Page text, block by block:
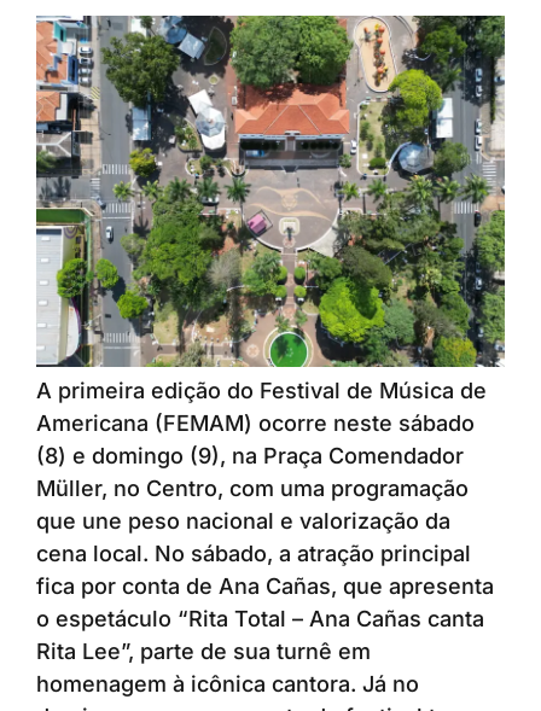
A primeira edição do Festival de Música de
Americana (FEMAM) ocorre neste sábado
(8) e domingo (9), na Praça Comendador
Müller, no Centro, com uma programação
que une peso nacional e valorização da
cena local. No sábado, a atração principal
fica por conta de Ana Cañas, que apresenta
o espetáculo “Rita Total – Ana Cañas canta
Rita Lee”, parte de sua turnê em
homenagem à icônica cantora. Já no